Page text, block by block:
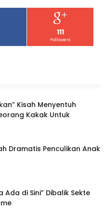
111
Followers
Kisah Menyentuh
Kakak Untuk
Dramatis Penculikan Anak
Ada di Sini” Dibalik Sekte